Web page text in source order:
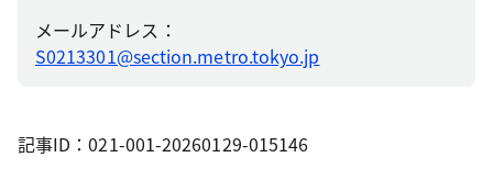
メールアドレス：
S0213301@section.metro.tokyo.jp
記事ID：021-001-20260129-015146